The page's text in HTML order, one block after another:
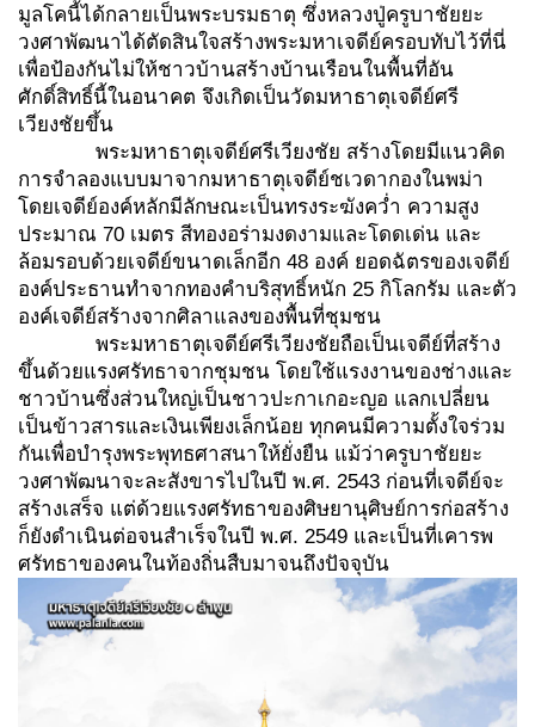
มูลโคนี้ได้กลายเป็นพระบรมธาตุ ซึ่งหลวงปู่ครูบาชัยยะ
วงศาพัฒนาได้ตัดสินใจสร้างพระมหาเจดีย์ครอบทับไว้ที่นี่
เพื่อป้องกันไม่ให้ชาวบ้านสร้างบ้านเรือนในพื้นที่อัน
ศักดิ์สิทธิ์นี้ในอนาคต จึงเกิดเป็นวัดมหาธาตุเจดีย์ศรี
เวียงชัยขึ้น
พระมหาธาตุเจดีย์ศรีเวียงชัย สร้างโดยมีแนวคิด
การจำลองแบบมาจากมหาธาตุเจดีย์ชเวดากองในพม่า
โดยเจดีย์องค์หลักมีลักษณะเป็นทรงระฆังคว่ำ ความสูง
ประมาณ 70 เมตร สีทองอร่ามงดงามและโดดเด่น และ
ล้อมรอบด้วยเจดีย์ขนาดเล็กอีก 48 องค์ ยอดฉัตรของเจดีย์
องค์ประธานทำจากทองคำบริสุทธิ์หนัก 25 กิโลกรัม และตัว
องค์เจดีย์สร้างจากศิลาแลงของพื้นที่ชุมชน
พระมหาธาตุเจดีย์ศรีเวียงชัยถือเป็นเจดีย์ที่สร้าง
ขึ้นด้วยแรงศรัทธาจากชุมชน โดยใช้แรงงานของช่างและ
ชาวบ้านซึ่งส่วนใหญ่เป็นชาวปะกาเกอะญอ แลกเปลี่ยน
เป็นข้าวสารและเงินเพียงเล็กน้อย ทุกคนมีความตั้งใจร่วม
กันเพื่อบำรุงพระพุทธศาสนาให้ยั่งยืน แม้ว่าครูบาชัยยะ
วงศาพัฒนาจะละสังขารไปในปี พ.ศ. 2543 ก่อนที่เจดีย์จะ
สร้างเสร็จ แต่ด้วยแรงศรัทธาของศิษยานุศิษย์การก่อสร้าง
ก็ยังดำเนินต่อจนสำเร็จในปี พ.ศ. 2549 และเป็นที่เคารพ
ศรัทธาของคนในท้องถิ่นสืบมาจนถึงปัจจุบัน